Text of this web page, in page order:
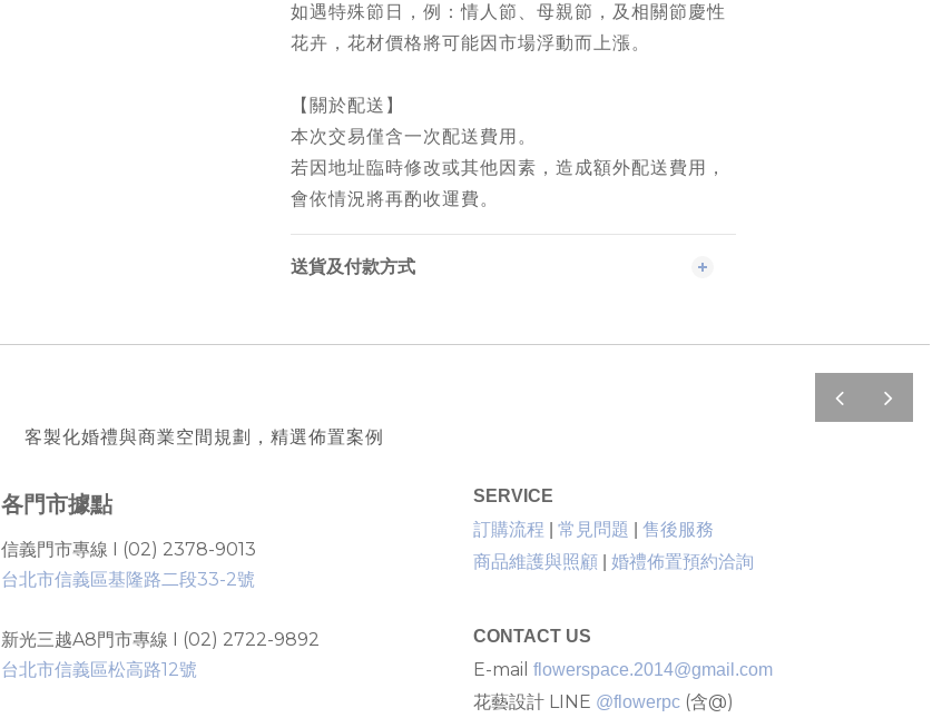
如遇特殊節日，例：情人節、母親節，及相關節慶性
花卉，花材價格將可能因市場浮動而上漲。
【關於配送】
本次交易僅含一次配送費用。
若因地址臨時修改或其他因素，造成額外配送費用，
會依情況將再酌收運費。
送貨及付款方式
prev next
客製化婚禮與商業空間規劃，精選佈置案例
各門市據點
信義門市專線 I (02) 2378-9013
台北市信義區基隆路二段33-2號
新光三越A8門市專線 I (02) 2722-9892
台北市信義區松高路12號
SERVICE
訂購流程
常見問題 售後服務
商品維護與照顧 婚禮佈置預約洽詢
CONTACT US
E-mail flowerspace.2014@gmail.com
花藝設計 LINE @flowerpc (含@)